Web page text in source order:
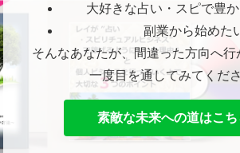
大好きな占い・スピで豊
副業から始めた
そんなあなたが、間違った方向へ行
一度目を通してみてくださ
素敵な未来への道はこち